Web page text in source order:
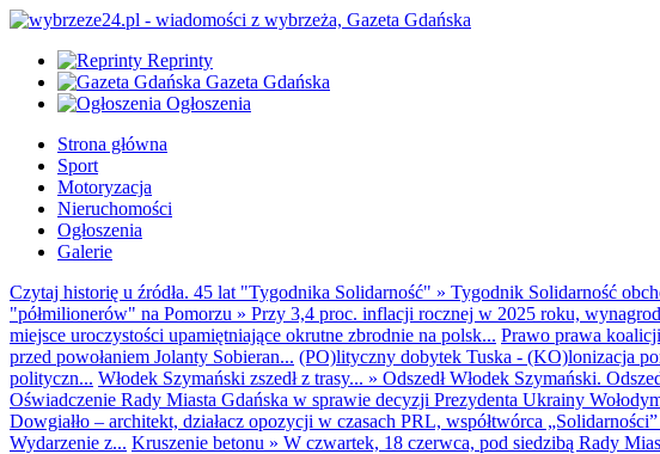
Reprinty
Gazeta Gdańska
Ogłoszenia
Strona główna
Sport
Motoryzacja
Nieruchomości
Ogłoszenia
Galerie
Czytaj historię u źródła. 45 lat "Tygodnika Solidarność" » Tygodnik Solidarność
"półmilionerów" na Pomorzu » Przy 3,4 proc. inflacji rocznej w 2025 roku,
miejsce uroczystości upamiętniające okrutne zbrodnie na polsk... Prawo prawa
przed powołaniem Jolanty Sobieran... (PO)lityczny dobytek Tuska - (KO)lonizacja
polityczn... Włodek Szymański zszedł z trasy... » Odszedł Włodek Szymański.
Oświadczenie Rady Miasta Gdańska w sprawie decyzji Prezydenta Ukrainy
Dowgiałło – architekt, działacz opozycji w czasach PRL, współtwórca
Wydarzenie z... Kruszenie betonu » W czwartek, 18 czerwca, pod siedzibą Rady